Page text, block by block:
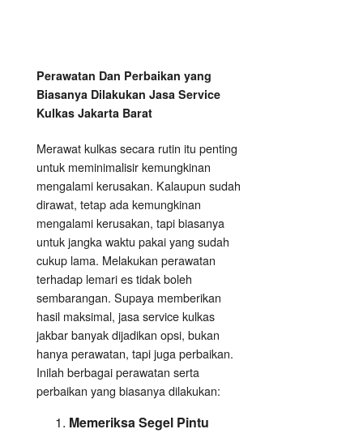
Perawatan Dan Perbaikan yang
Biasanya Dilakukan Jasa Service
Kulkas Jakarta Barat
Merawat kulkas secara rutin itu penting
untuk meminimalisir kemungkinan
mengalami kerusakan. Kalaupun sudah
dirawat, tetap ada kemungkinan
mengalami kerusakan, tapi biasanya
untuk jangka waktu pakai yang sudah
cukup lama. Melakukan perawatan
terhadap lemari es tidak boleh
sembarangan. Supaya memberikan
hasil maksimal, jasa service kulkas
jakbar banyak dijadikan opsi, bukan
hanya perawatan, tapi juga perbaikan.
Inilah berbagai perawatan serta
perbaikan yang biasanya dilakukan:
Memeriksa Segel Pintu